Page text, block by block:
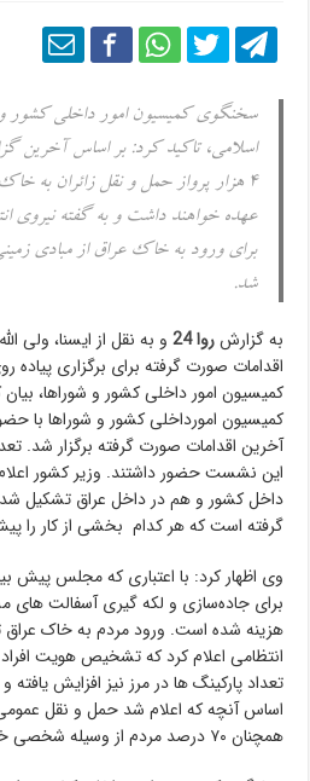
سخنگوی کمیسیون امور داخلی کشور
اسلامی، تاکید کرد: بر اساس آخرین
۴ هزار پرواز حمل و نقل زائران به
عهده خواهند داشت و به گفته نیروی
شد.
به گزارشروا 24
و به نقل از ایسنا، ولی
اقدامات صورت گرفته برای برگزاری
کمیسیون امور داخلی کشور و شوراها،
کمیسیون امورداخلی کشور و شوراها با
آخرین اقدامات صورت گرفته برگزار شد.
این نشست حضور داشتند. وزیر کشور
گرفته است که هر کدام بخشی از کار را
برای جاده‌سازی و لکه گیری آسفالت
هزینه شده است. ورود مردم به خاک عراق
تعداد پارکینگ ها در مرز نیز افزایش
اساس آنچه که اعلام شد حمل و نقل
همچنان ۷۰ درصد مردم از وسیله شخصی خود استفاده خواهند کرد.